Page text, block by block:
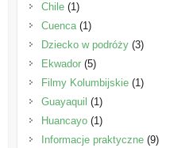
Chile(1)
Cuenca(1)
Dziecko w podróży(3)
Ekwador(5)
Filmy Kolumbijskie(1)
Guayaquil (1)
Huancayo(1)
Informacje praktyczne(9)